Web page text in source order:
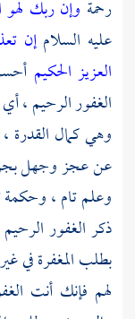
رحمة وإن ربك لهو
عليه السلامإن
العزيز الحكيم
الغفور الرحيم ،
وهي كمال
عن عجز وجهل بجرم
وعلم تام ،
ذكر الغفور
بطلب المغفرة في
لهم فإنك أنت